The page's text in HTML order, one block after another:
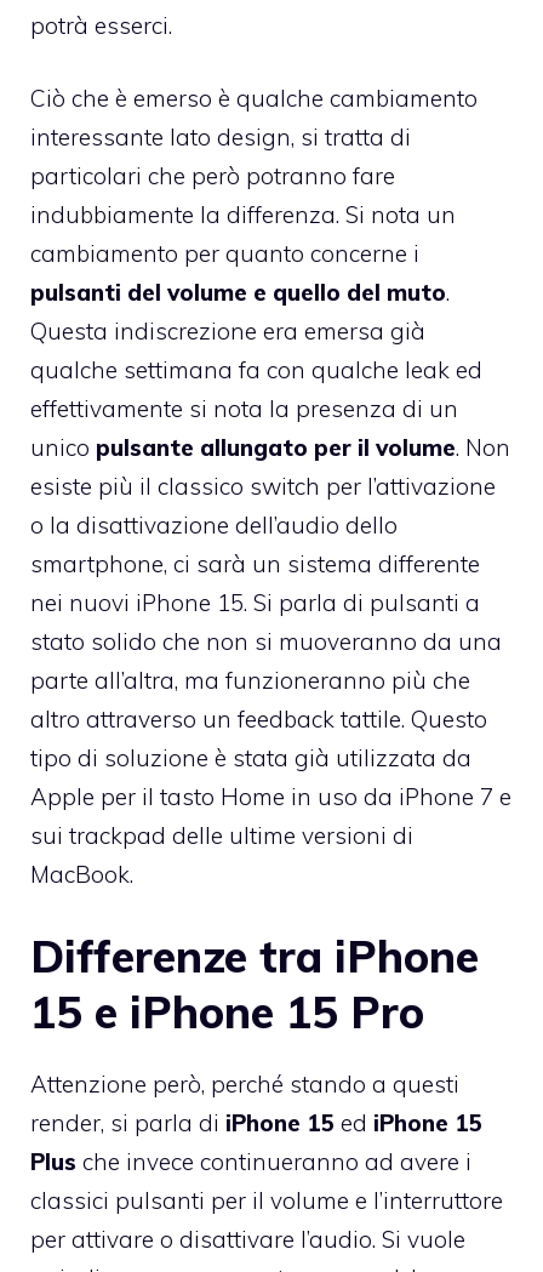
potrà esserci.
Ciò che è emerso è qualche cambiamento
interessante lato design, si tratta di
particolari che però potranno fare
indubbiamente la differenza. Si nota un
cambiamento per quanto concerne i
pulsanti del volume e quello del muto.
Questa indiscrezione era emersa già
qualche settimana fa con qualche leak ed
effettivamente si nota la presenza di un
unico pulsante allungato per il volume. Non
esiste più il classico switch per l’attivazione
o la disattivazione dell’audio dello
smartphone, ci sarà un sistema differente
nei nuovi iPhone 15. Si parla di pulsanti a
stato solido che non si muoveranno da una
parte all’altra, ma funzioneranno più che
altro attraverso un feedback tattile. Questo
tipo di soluzione è stata già utilizzata da
Apple per il tasto Home in uso da iPhone 7 e
sui trackpad delle ultime versioni di
MacBook.
Differenze tra iPhone
15 e iPhone 15 Pro
Attenzione però, perché stando a questi
render, si parla di iPhone 15 ed iPhone 15
Plus che invece continueranno ad avere i
classici pulsanti per il volume e l’interruttore
per attivare o disattivare l’audio. Si vuole